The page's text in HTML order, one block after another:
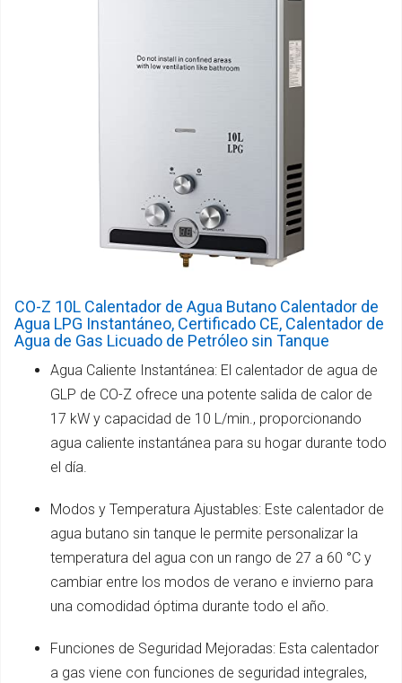
CO-Z 10L Calentador de Agua Butano Calentador de
Agua LPG Instantáneo, Certificado CE, Calentador de
Agua de Gas Licuado de Petróleo sin Tanque
Agua Caliente Instantánea: El calentador de agua de
GLP de CO-Z ofrece una potente salida de calor de
17 kW y capacidad de 10 L/min., proporcionando
agua caliente instantánea para su hogar durante todo
el día.
Modos y Temperatura Ajustables: Este calentador de
agua butano sin tanque le permite personalizar la
temperatura del agua con un rango de 27 a 60 °C y
cambiar entre los modos de verano e invierno para
una comodidad óptima durante todo el año.
Funciones de Seguridad Mejoradas: Esta calentador
a gas viene con funciones de seguridad integrales,